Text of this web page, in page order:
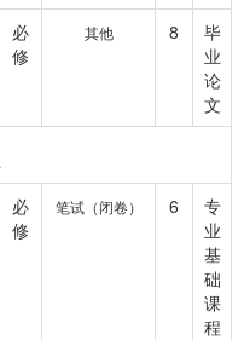
必
修
其他 8
毕
业
论
文
必
修
笔试（闭卷） 6
专
业
基
础
课
程